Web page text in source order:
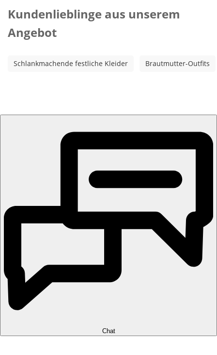
Kundenlieblinge aus unserem
Angebot
Schlankmachende festliche Kleider Brautmutter-Outfits
Chat